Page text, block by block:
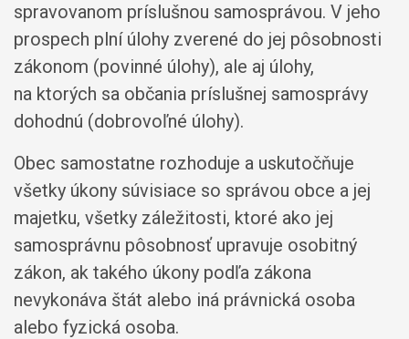
spravovanom príslušnou samosprávou. V jeho
prospech plní úlohy zverené do jej pôsobnosti
zákonom (povinné úlohy), ale aj úlohy,
na ktorých sa občania príslušnej samosprávy
dohodnú (dobrovoľné úlohy).
Obec samostatne rozhoduje a uskutočňuje
všetky úkony súvisiace so správou obce a jej
majetku, všetky záležitosti, ktoré ako jej
samosprávnu pôsobnosť upravuje osobitný
zákon, ak takého úkony podľa zákona
nevykonáva štát alebo iná právnická osoba
alebo fyzická osoba.